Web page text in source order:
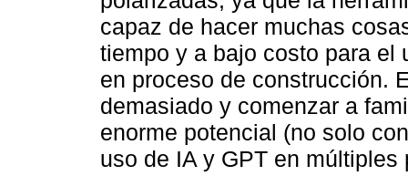
capaz de hacer muchas
tiempo y a bajo costo para el
en proceso de construcción.
demasiado y comenzar a
enorme potencial (no solo
uso de IA y GPT en